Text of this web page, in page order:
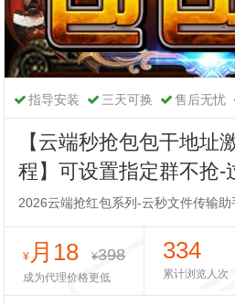
指导安装 三天可换 售后无忧
【云端秒抢包包干地址
程】可设置指定群不抢-
2026云端抢红包系列-云秒文件传输助
¥ 月18 ¥398
成为代理价格更低
334
累计浏览人次